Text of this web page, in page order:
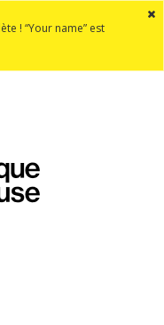
! “Your name” est